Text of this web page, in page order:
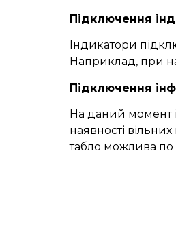
Підключення
Індикатори
Наприклад, при
Підключення
На даний момент
наявності
табло можлива по